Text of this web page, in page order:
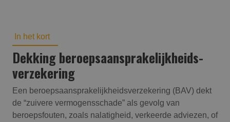
In het kort
Dekking beroepsaansprakelijk­heids­
verzekering
Een beroepsaansprakelijkheidsverzekering (BAV) dekt
de “zuivere vermogensschade” als gevolg van
beroepsfouten, zoals nalatigheid, verkeerde adviezen, of